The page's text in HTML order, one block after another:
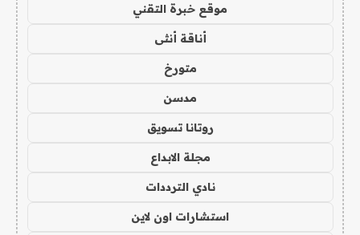
موقع خبرة التقني
أناقة أنثى
متورخ
مدسن
روتانا تسويق
مجلة الابداع
نادي الترددات
استشارات اون لاين